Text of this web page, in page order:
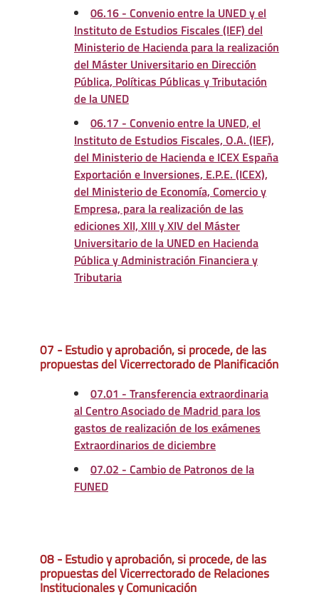
06.16 - Convenio entre la UNED y el
Instituto de Estudios Fiscales (IEF) del
Ministerio de Hacienda para la realización
del Máster Universitario en Dirección
Pública, Políticas Públicas y Tributación
de la UNED
06.17 - Convenio entre la UNED, el
Instituto de Estudios Fiscales, O.A. (IEF),
del Ministerio de Hacienda e ICEX España
Exportación e Inversiones, E.P.E. (ICEX),
del Ministerio de Economía, Comercio y
Empresa, para la realización de las
ediciones XII, XIII y XIV del Máster
Universitario de la UNED en Hacienda
Pública y Administración Financiera y
Tributaria
07 - Estudio y aprobación, si procede, de las
propuestas del Vicerrectorado de Planificación
07.01 - Transferencia extraordinaria
al Centro Asociado de Madrid para los
gastos de realización de los exámenes
Extraordinarios de diciembre
07.02 - Cambio de Patronos de la
FUNED
08 - Estudio y aprobación, si procede, de las
propuestas del Vicerrectorado de Relaciones
Institucionales y Comunicación